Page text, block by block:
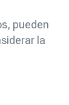
pueden
la